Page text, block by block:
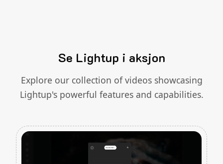
Se Lightup i aksjon
Explore our collection of videos showcasing
Lightup's powerful features and capabilities.